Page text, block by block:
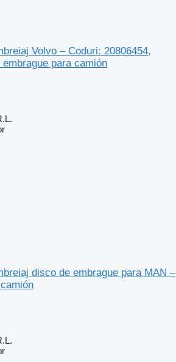
Volvo – Coduri: 20806454,
para camión
disco de embrague para MAN –